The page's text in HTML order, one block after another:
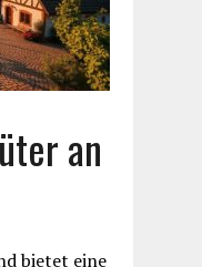
an
bietet eine